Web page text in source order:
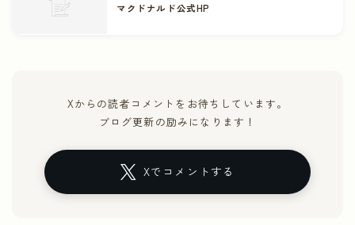
マクドナルド公式HP
Xからの読者コメントをお待ちしています。
ブログ更新の励みになります！
Xでコメントする